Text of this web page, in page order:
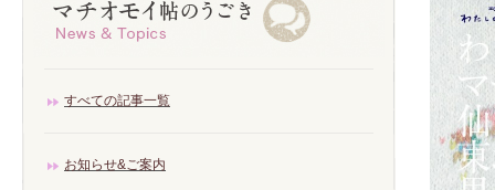
すべての記事一覧
お知らせ&ご案内